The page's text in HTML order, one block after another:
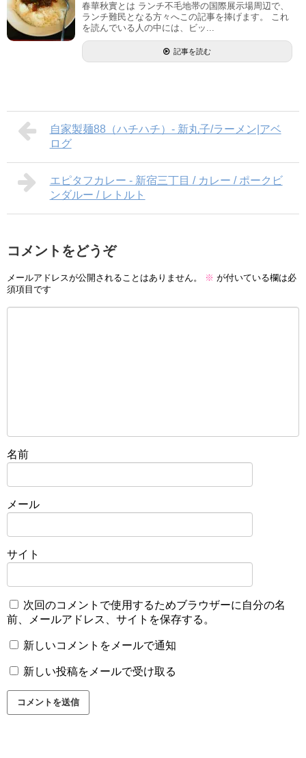
春華秋實とは ランチ不毛地帯の国際展示場周辺で、
ランチ難民となる方々へこの記事を捧げます。 これ
を読んでいる人の中には、ビッ...
記事を読む
自家製麺88（ハチハチ）- 新丸子/ラーメン|アベ
ログ
エピタフカレー - 新宿三丁目 / カレー / ポークビ
ンダルー / レトルト
コメントをどうぞ
メールアドレスが公開されることはありません。 ※ が付いている欄は必
須項目です
名前
メール
サイト
次回のコメントで使用するためブラウザーに自分の名
前、メールアドレス、サイトを保存する。
新しいコメントをメールで通知
新しい投稿をメールで受け取る